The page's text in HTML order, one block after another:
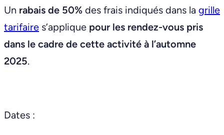
Un rabais de 50% des frais indiqués dans la grille
tarifaire s’applique pour les rendez-vous pris
dans le cadre de cette activité à l’automne
2025.
Dates :